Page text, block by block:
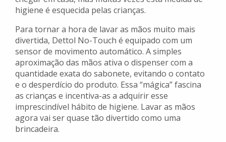
higiene é esquecida pelas crianças.
Para tornar a hora de lavar as mãos muito mais
divertida, Dettol No-Touch é equipado com um
sensor de movimento automático. A simples
aproximação das mãos ativa o dispenser com a
quantidade exata do sabonete, evitando o contato
e o desperdício do produto. Essa “mágica” fascina
as crianças e incentiva-as a adquirir esse
imprescindível hábito de higiene. Lavar as mãos
agora vai ser quase tão divertido como uma
brincadeira.